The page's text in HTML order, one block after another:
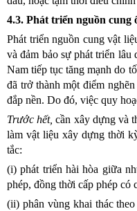
4.3. Phát triển nguồn cung
Phát triển nguồn cung vật
và đảm bảo sự phát triển
Nam tiếp tục tăng mạnh do
đã trở thành một điểm
đắp nền. Do đó, việc quy
Trước hết,cần xây dựng và
làm vật liệu xây dựng thời
tắc:
(i) phát triển hài hòa giữa
phép, đồng thời cấp phép có
(ii) phân vùng khai thác